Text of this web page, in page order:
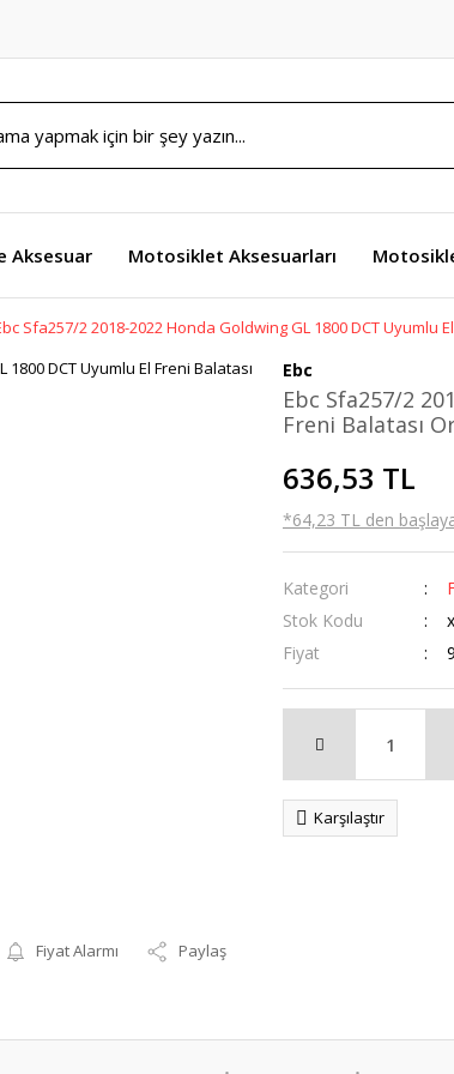
Aksesuar Motosiklet Aksesuarları
Sfa257/2 2018-2022 Honda Goldwing GL 1800 DCT Uyumlu
Fiyat Alarmı Paylaş
Ebc
Ebc Sfa257/2
Freni Balatası
636,53 TL
*64,23 TL den
Kategori
Stok Kodu
Fiyat
Karşılaştır